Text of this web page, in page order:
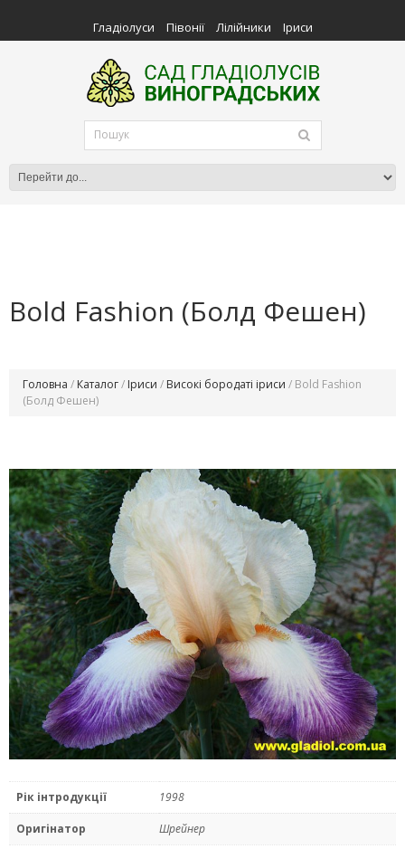
Гладіолуси Півонії Лілійники Іриси
Bold Fashion (Болд Фешен)
Головна / Каталог/ Іриси / Високі бородаті іриси / Bold Fashion
(Болд Фешен)
Рік інтродукції 1998
Оригінатор Шрейнер